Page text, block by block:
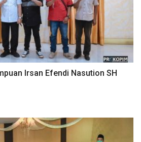
Irsan Efendi Nasution SH